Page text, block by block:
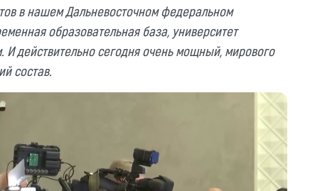
в нашем Дальневосточном федеральном
образовательная база, университет
действительно сегодня очень мощный, мирового
состав.